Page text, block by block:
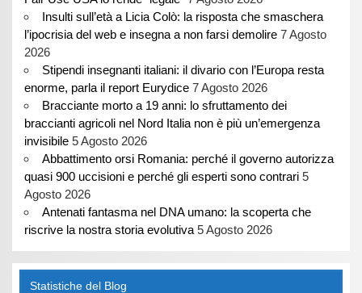
Insulti sull’età a Licia Colò: la risposta che smaschera
l’ipocrisia del web e insegna a non farsi demolire 7 Agosto
2026
Stipendi insegnanti italiani: il divario con l’Europa resta
enorme, parla il report Eurydice 7 Agosto 2026
Bracciante morto a 19 anni: lo sfruttamento dei
braccianti agricoli nel Nord Italia non è più un’emergenza
invisibile 5 Agosto 2026
Abbattimento orsi Romania: perché il governo autorizza
quasi 900 uccisioni e perché gli esperti sono contrari 5
Agosto 2026
Antenati fantasma nel DNA umano: la scoperta che
riscrive la nostra storia evolutiva 5 Agosto 2026
Statistiche del Blog